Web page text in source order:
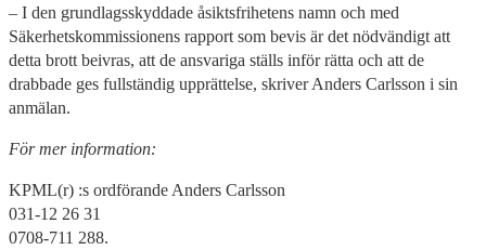
– I den grundlagsskyddade åsiktsfrihetens namn och med
Säkerhetskommissionens rapport som bevis är det nödvändigt att
detta brott beivras, att de ansvariga ställs inför rätta och att de
drabbade ges fullständig upprättelse, skriver Anders Carlsson i sin
anmälan.
För mer information:
KPML(r) :s ordförande Anders Carlsson
031-12 26 31
0708-711 288.